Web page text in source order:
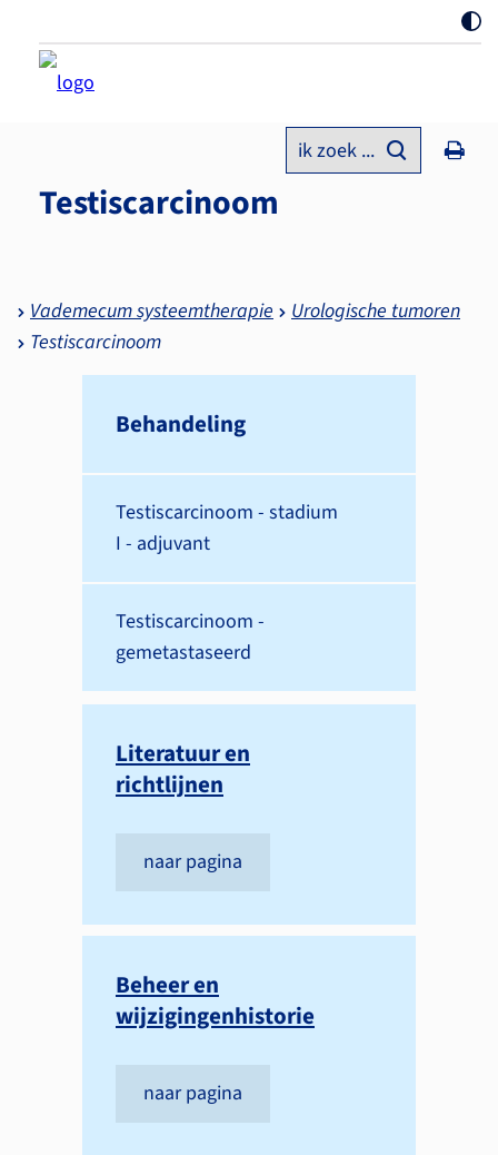
ik zoek ...
Testiscarcinoom
Vademecum systeemtherapie
Urologische tumoren
Testiscarcinoom
Behandeling
Testiscarcinoom - stadium
I - adjuvant
Testiscarcinoom -
gemetastaseerd
Literatuur en
richtlijnen
naar pagina
Beheer en
wijzigingenhistorie
naar pagina